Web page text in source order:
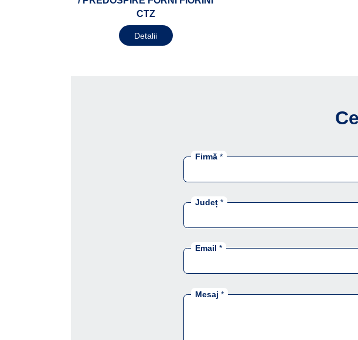
CTZ
Detalii
Firmă *
Județ *
Email *
Mesaj *